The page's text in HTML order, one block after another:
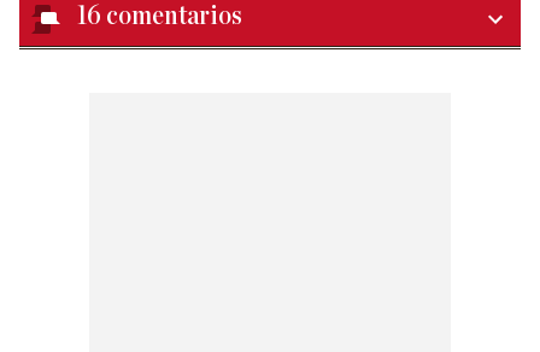
16 comentarios